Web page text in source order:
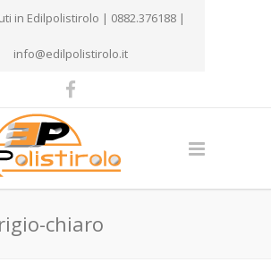
in Edilpolistirolo | 0882.376188 |
info@edilpolistirolo.it
chiaro